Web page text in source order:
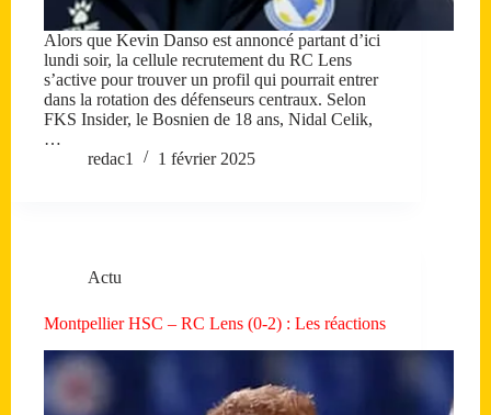
Alors que Kevin Danso est annoncé partant d’ici
lundi soir, la cellule recrutement du RC Lens
s’active pour trouver un profil qui pourrait entrer
dans la rotation des défenseurs centraux. Selon
FKS Insider, le Bosnien de 18 ans, Nidal Celik,
…
redac1
1 février 2025
Actu
Montpellier HSC – RC Lens (0-2) : Les réactions